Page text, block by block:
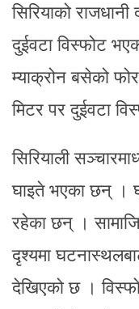
सिरियाको
दुईवटा विस्फोट
म्याक्रोन बसेको
मिटर पर दुईवटा
सिरियाली
घाइते भएका छन् ।
रहेका छन् ।
दृश्यमा
देखिएको छ ।